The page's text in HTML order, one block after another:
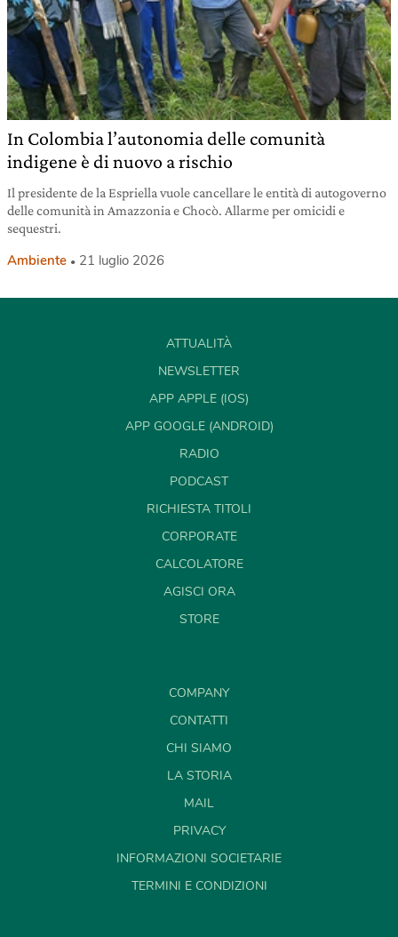
In Colombia l’autonomia delle comunità
indigene è di nuovo a rischio
Il presidente de la Espriella vuole cancellare le entità di autogoverno
delle comunità in Amazzonia e Chocò. Allarme per omicidi e
sequestri.
Ambiente 21 luglio 2026
ATTUALITÀ
NEWSLETTER
APP APPLE (IOS)
APP GOOGLE (ANDROID)
RADIO
PODCAST
RICHIESTA TITOLI
CORPORATE
CALCOLATORE
AGISCI ORA
STORE
COMPANY
CONTATTI
CHI SIAMO
LA STORIA
MAIL
PRIVACY
INFORMAZIONI SOCIETARIE
TERMINI E CONDIZIONI